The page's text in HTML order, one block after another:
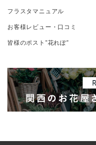
フラスタマニュアル
お客様レビュー・口コミ
皆様のポスト”花れぽ”